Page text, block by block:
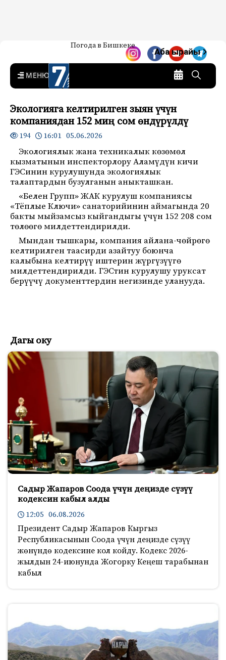
7-канал. Жаңылыктар —
Кыргызстан
Жаңылыктар — Кыргызстан
Погода в Бишкеке
Аба ырайы
MENU
Экологияга келтирилген зыян үчүн
компаниядан 152 миң сом өндүрүлдү
194 16:01 05.06.2026
Экологиялык жана техникалык көзөмөл
кызматынын инспекторлору Аламүдүн кичи
ГЭСинин курулушунда экологиялык
талаптардын бузулганын аныкташкан.
«Белен Групп» ЖАК курулуш компаниясы
«Тёплые Ключи» санаторийинин аймагында 20
бакты мыйзамсыз кыйгандыгы үчүн 152 208 сом
төлөөгө милдеттендирилди.
Мындан тышкары, компания айлана-чөйрөгө
келтирилген таасирди азайтуу боюнча
калыбына келтирүү иштерин жүргүзүүгө
милдеттендирилди. ГЭСтин курулушу уруксат
берүүчү документтердин негизинде уланууда.
Дагы оку
Садыр Жапаров Соода үчүн деңизде сүзүү
кодексин кабыл алды
12:05 06.08.2026
Президент Садыр Жапаров Кыргыз
Республикасынын Соода үчүн деңизде сүзүү
жөнүндө кодексине кол койду. Кодекс 2026-
жылдын 24-июнунда Жогорку Кеңеш тарабынан
кабыл